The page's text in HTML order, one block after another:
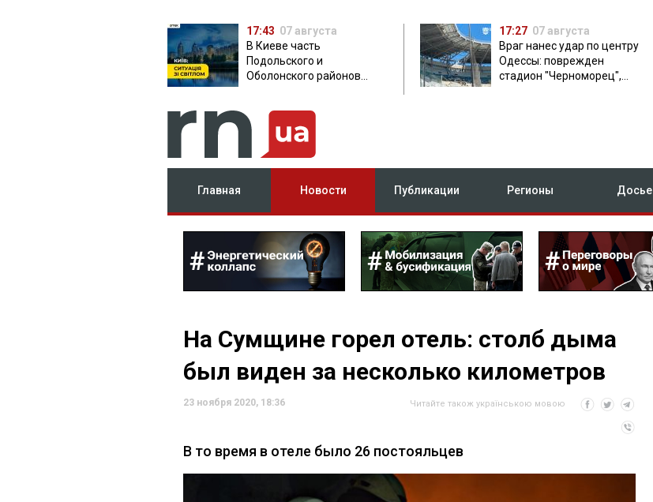
17:43 07 августа
В Киеве часть
Подольского и
Оболонского районов
17:27 07 августа
Враг нанес удар по центру
Одессы: поврежден
стадион "Черноморец",
Главная Новости Публикации Регионы Досье
На Сумщине горел отель: столб дыма
был виден за несколько километров
23 ноября 2020, 18:36 Читайте також українською мовою
В то время в отеле было 26 постояльцев